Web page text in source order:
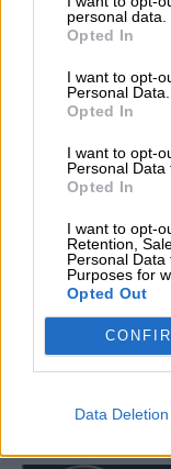
personal data.
Opted In
I want to opt-
Personal Data.
Opted In
I want to opt-
Personal Data
Opted In
I want to opt-
Retention,
Personal
Purposes for
Opted Out
Data Deletion